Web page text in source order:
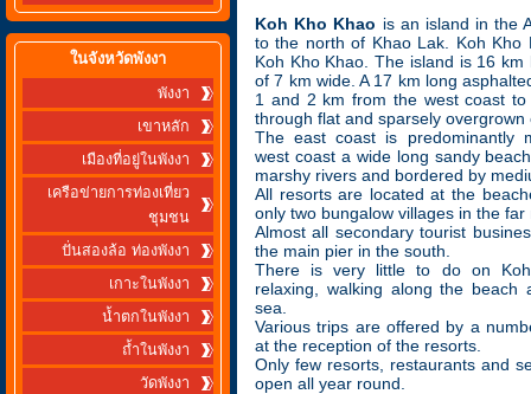
ในจังหวัดพังงา
พังงา
เขาหลัก
เมืองที่อยู่ในพังงา
เครือข่ายการท่องเที่ยว
ชุมชน
ปั่นสองล้อ ท่องพังงา
เกาะในพังงา
น้ำตกในพังงา
ถ้ำในพังงา
วัดพังงา
Koh Kho Khao is an island in the
to the north of Khao Lak. Koh Kho
Koh Kho Khao. The island is 16
of 7 km wide. A 17 km long
1 and 2 km from the west coast
through flat and sparsely overgrown
The east coast is predominantly
west coast a wide long sandy
marshy rivers and bordered by
All resorts are located at the
only two bungalow villages in the far
Almost all secondary tourist
the main pier in the south.
There is very little to do on
relaxing, walking along the beach
sea.
Various trips are offered by a
at the reception of the resorts.
Only few resorts, restaurants and
open all year round.